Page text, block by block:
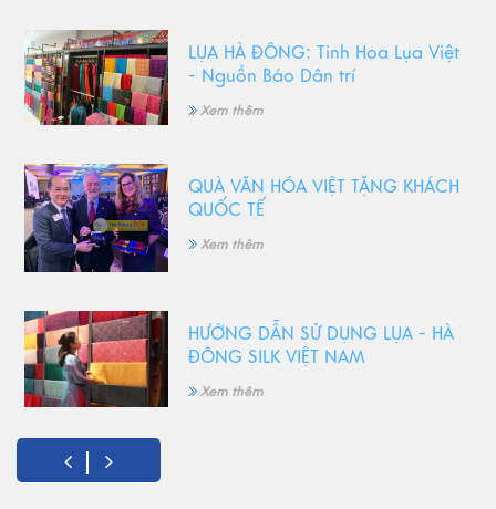
LỤA HÀ ĐÔNG: Tinh Hoa Lụa Việt
- Nguồn Báo Dân trí
Xem thêm
QUÀ VĂN HÓA VIỆT TẶNG KHÁCH
QUỐC TẾ
Xem thêm
HƯỚNG DẪN SỬ DỤNG LỤA - HÀ
ĐÔNG SILK VIỆT NAM
Xem thêm